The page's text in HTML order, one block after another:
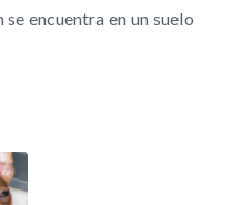
encuentra en un suelo